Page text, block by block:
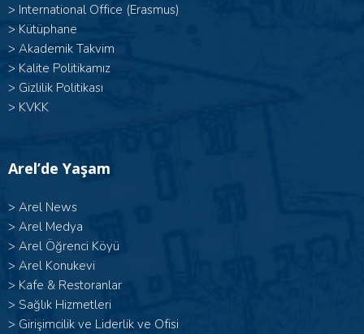
> International Office (Erasmus)
> Kütüphane
> Akademik Takvim
> Kalite Politikamız
> Gizlilik Politikası
> KVKK
Arel’de Yaşam
> Arel News
> Arel Medya
> Arel Öğrenci Köyü
> Arel Konukevi
> Kafe & Restoranlar
> Sağlık Hizmetleri
> Girişimcilik ve Liderlik ve Ofisi